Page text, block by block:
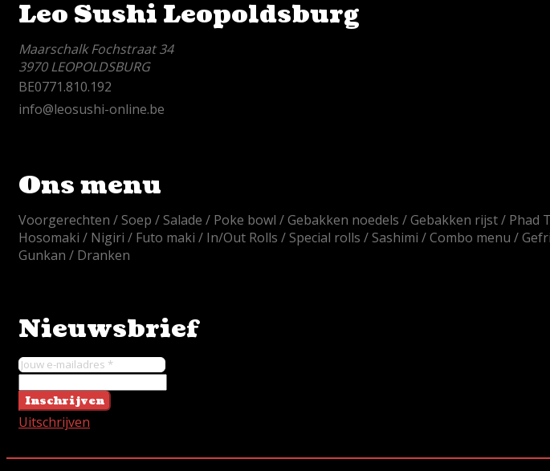
Leo Sushi Leopoldsburg
Maarschalk Fochstraat 34
3970 LEOPOLDSBURG
BE0771.810.192
info@leosushi-online.be
Ons menu
Voorgerechten Soep Salade Poke bowl Gebakken noedels Gebakken rijst Phad
Hosomaki
Nigiri Futo maki In/Out Rolls Special rolls Sashimi Combo menu
Gunkan
Dranken
Nieuwsbrief
Inschrijven
Uitschrijven